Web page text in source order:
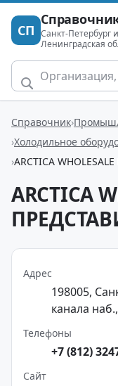
СП Санкт-Петербург и
Ленинградская
Справочник
Холодильное
ARCTICA
ARCTICA
Адрес
198005,
канала
Телефоны
+7 (812)
Сайт